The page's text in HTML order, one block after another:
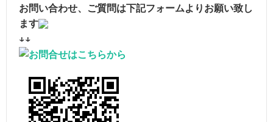
お問い合わせ、ご質問は下記フォームよりお願い致し
ます
↓↓